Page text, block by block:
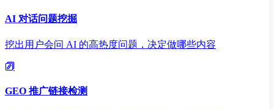
AI 对话问题挖掘
挖出用户会问 AI 的高热度问题，决定做哪些内容
GEO 推广链接检测